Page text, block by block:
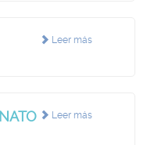
Leer más
Leer más